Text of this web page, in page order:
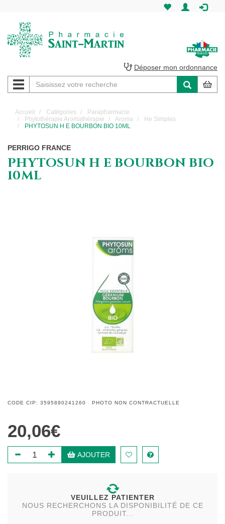
Martin
Pharmacie
Saint-
Martin
Déposer mon ordonnance
Navigation
Accueil Catégories
Parapharmacie
Phytothérapie Aromathérapie
Aroma
He Simples
PHYTOSUN H E BOURBON BIO 10ML
PERRIGO FRANCE
PHYTOSUN H E BOURBON BIO
10ML
CODE CIP: 3595890241260 PHOTO NON CONTRACTUELLE
20,06€
AJOUTER
VEUILLEZ PATIENTER
NOUS RECHERCHONS LA DISPONIBILITÉ DE CE
PRODUIT...